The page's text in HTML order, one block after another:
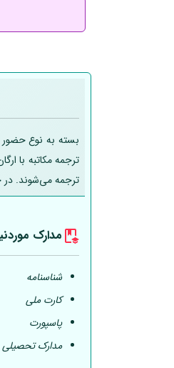
بسته به نوع حضور
ترجمه مکاتبه با
ترجمه می‌شوند. در
مدارک
شناسنامه
کارت ملی
پاسپورت
مدارک تحصیلی